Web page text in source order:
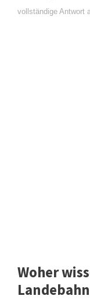
vollständige Antwort
Woher